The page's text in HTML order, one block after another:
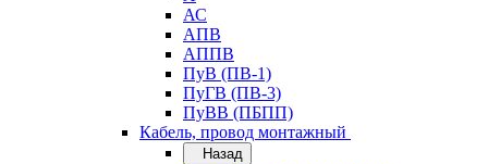
АС
АПВ
АППВ
ПуВ (ПВ-1)
ПуГВ (ПВ-3)
ПуВВ (ПБПП)
Кабель, провод монтажный
Назад